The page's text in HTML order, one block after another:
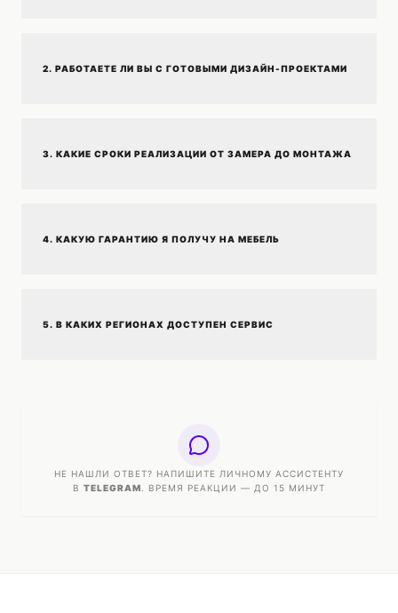
2. РАБОТАЕТЕ ЛИ ВЫ С ГОТОВЫМИ ДИЗАЙН-ПРОЕКТАМИ
3. КАКИЕ СРОКИ РЕАЛИЗАЦИИ ОТ ЗАМЕРА ДО МОНТАЖА
4. КАКУЮ ГАРАНТИЮ Я ПОЛУЧУ НА МЕБЕЛЬ
5. В КАКИХ РЕГИОНАХ ДОСТУПЕН СЕРВИС
НЕ НАШЛИ ОТВЕТ? НАПИШИТЕ ЛИЧНОМУ АССИСТЕНТУ
В TELEGRAM . ВРЕМЯ РЕАКЦИИ — ДО 15 МИНУТ